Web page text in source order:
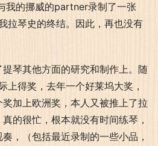
我的挪威的partner录制了一张
拉琴史的终结。因此，再也没有
琴其他方面的研究和制作上。随
上得奖，去年一个好莱坞大奖，
加上欧洲奖，本人又被推上了拉
的很忙，根本就没有时间练琴，
，（包括最近录制的一些小品，